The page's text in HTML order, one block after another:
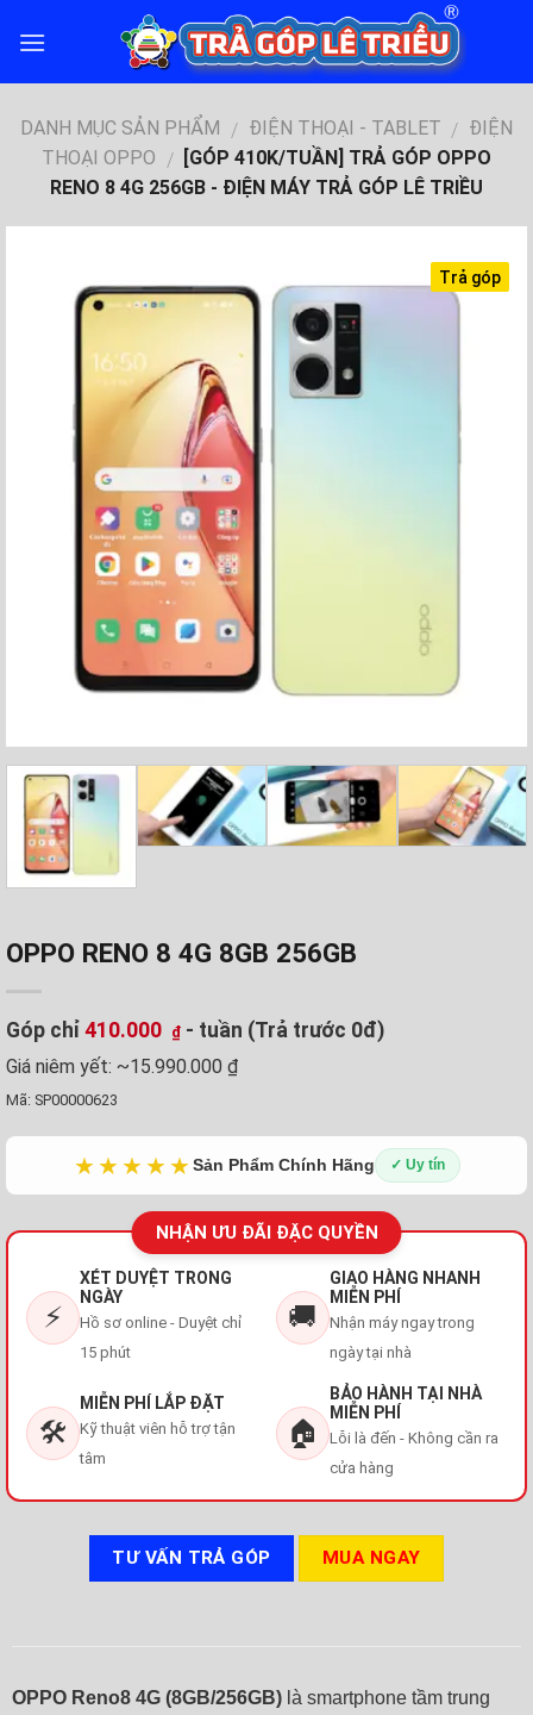
DANH MỤC SẢN PHẨM / ĐIỆN THOẠI - TABLET / ĐIỆN
THOẠI OPPO /
[GÓP 410K/TUẦN] TRẢ GÓP OPPO
RENO 8 4G 256GB - ĐIỆN MÁY TRẢ GÓP LÊ TRIỀU
Trả góp
OPPO RENO 8 4G 8GB 256GB
Góp chỉ 410.000 ₫ - tuần (Trả trước 0đ)
Giá niêm yết: ~15.990.000 ₫
Mã: SP00000623
★★★★★Sản Phẩm Chính Hãng ✓ Uy tín
NHẬN ƯU ĐÃI ĐẶC QUYỀN
⚡
XÉT DUYỆT TRONG
NGÀY
Hồ sơ online - Duyệt chỉ
15 phút
🚚
GIAO HÀNG NHANH
MIỄN PHÍ
Nhận máy ngay trong
ngày tại nhà
🛠️
MIỄN PHÍ LẮP ĐẶT
Kỹ thuật viên hỗ trợ tận
tâm
🏠
BẢO HÀNH TẠI NHÀ
MIỄN PHÍ
Lỗi là đến - Không cần ra
cửa hàng
TƯ VẤN TRẢ GÓP MUA NGAY
OPPO Reno8 4G (8GB/256GB) là smartphone tầm trung